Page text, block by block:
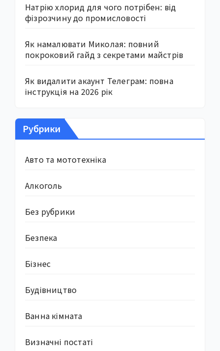
Натрію хлорид для чого потрібен: від
фізрозчину до промисловості
Як намалювати Миколая: повний
покроковий гайд з секретами майстрів
Як видалити акаунт Телеграм: повна
інструкція на 2026 рік
Рубрики
Авто та мототехніка
Алкоголь
Без рубрики
Безпека
Бізнес
Будівництво
Ванна кімната
Визначні постаті